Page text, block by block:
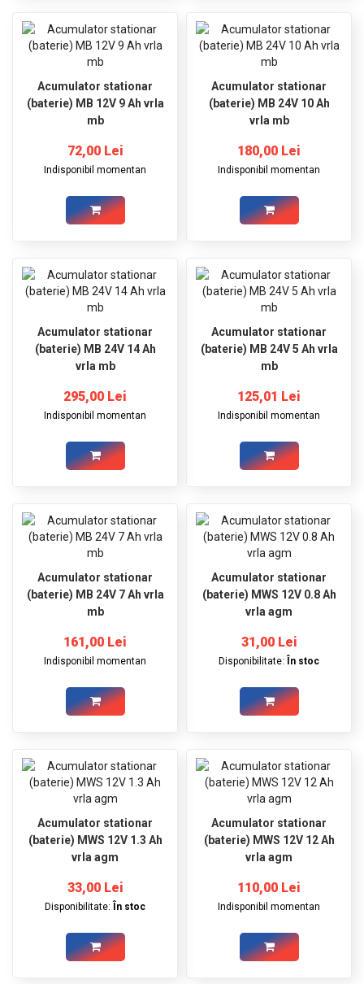
Acumulator stationar
(baterie) MB 12V 9 Ah vrla
mb
72,00 Lei
Indisponibil momentan
Acumulator stationar
(baterie) MB 24V 10 Ah
vrla mb
180,00 Lei
Indisponibil momentan
Acumulator stationar
(baterie) MB 24V 14 Ah
vrla mb
295,00 Lei
Indisponibil momentan
Acumulator stationar
(baterie) MB 24V 5 Ah vrla
mb
125,01 Lei
Indisponibil momentan
Acumulator stationar
(baterie) MB 24V 7 Ah vrla
mb
161,00 Lei
Indisponibil momentan
Acumulator stationar
(baterie) MWS 12V 0.8 Ah
vrla agm
31,00 Lei
Disponibilitate: În stoc
Acumulator stationar
(baterie) MWS 12V 1.3 Ah
vrla agm
33,00 Lei
Disponibilitate: În stoc
Acumulator stationar
(baterie) MWS 12V 12 Ah
vrla agm
110,00 Lei
Indisponibil momentan